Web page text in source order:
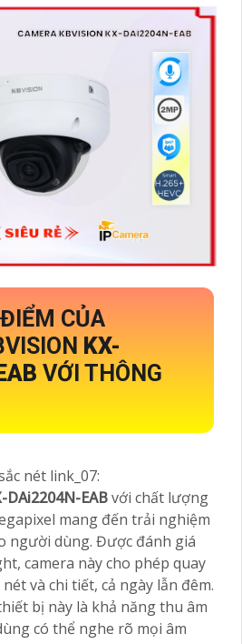
CỦA
KX-
VỚI THÔNG
nét link_07:
DAi2204N-EABvới chất lượng
mang đến trải nghiệm
người dùng. Được đánh giá
camera này cho phép quay
và chi tiết, cả ngày lẫn đêm.
bị này là khả năng thu âm
có thể nghe rõ mọi âm